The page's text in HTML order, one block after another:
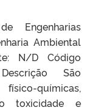
Engenharias
Ambiental
N/D Código
São
físico-químicas,
toxicidade e